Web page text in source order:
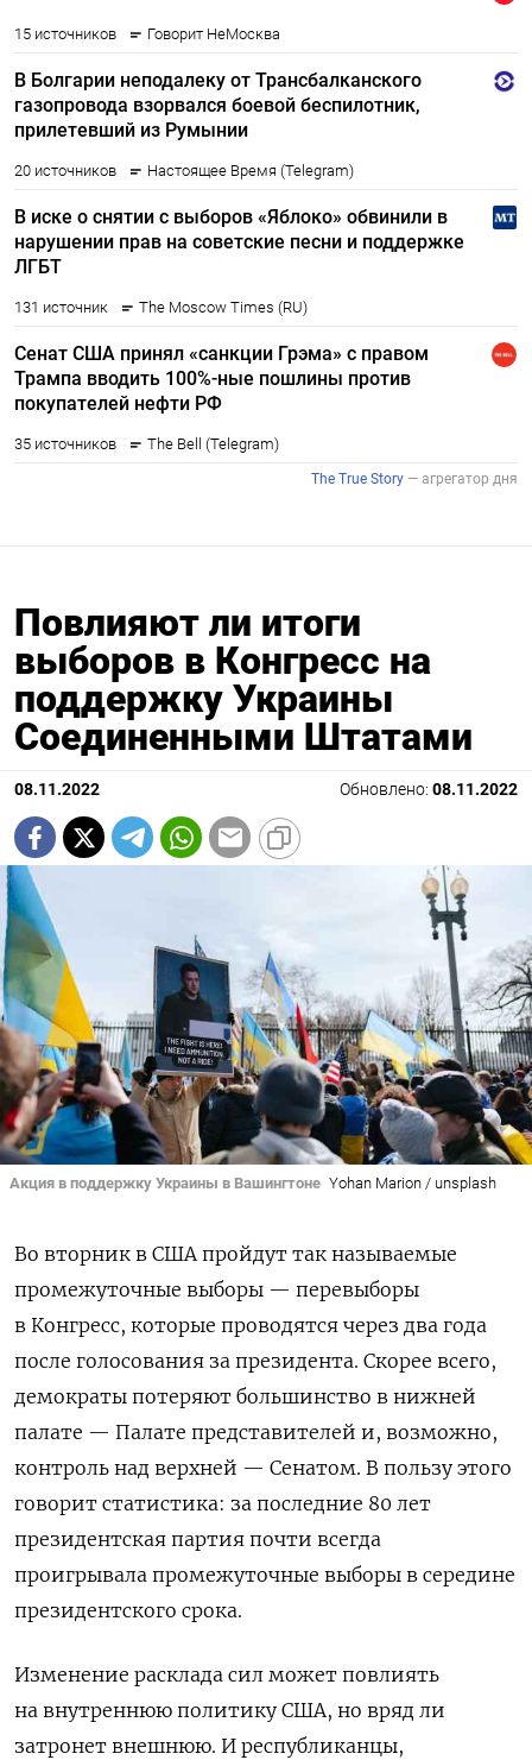
Повлияют ли итоги
выборов в Конгресс на
поддержку Украины
Соединенными Штатами
08.11.2022 Обновлено: 08.11.2022
Акция в поддержку Украины в Вашингтоне Yohan Marion / unsplash
Во вторник в США пройдут так называемые
промежуточные выборы — перевыборы
в Конгресс, которые проводятся через два года
после голосования за президента. Скорее всего,
демократы потеряют большинство в нижней
палате — Палате представителей и, возможно,
контроль над верхней — Сенатом. В пользу этого
говорит статистика: за последние 80 лет
президентская партия почти всегда
проигрывала промежуточные выборы в середине
президентского срока.
Изменение расклада сил может повлиять
на внутреннюю политику США, но вряд ли
затронет внешнюю. И республиканцы,